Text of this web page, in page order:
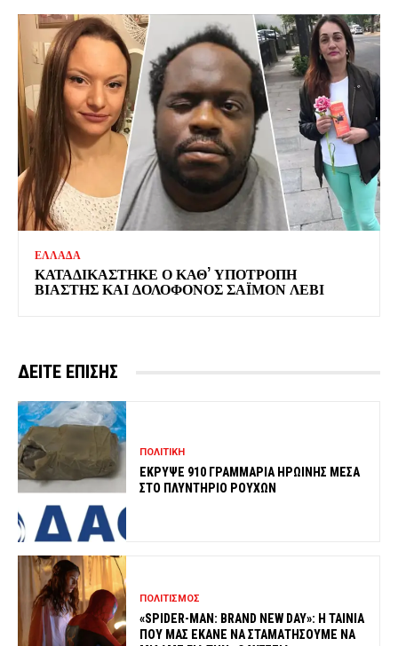
ΕΛΛΑΔΑ
ΚΑΤΑΔΙΚΑΣΤΗΚΕ Ο ΚΑΘ’ ΥΠΟΤΡΟΠΗ
ΒΙΑΣΤΗΣ ΚΑΙ ΔΟΛΟΦΟΝΟΣ ΣΑΪΜΟΝ ΛΕΒΙ
ΔΕΙΤΕ ΕΠΙΣΗΣ
ΠΟΛΙΤΙΚΗ
ΕΚΡΥΨΕ 910 ΓΡΑΜΜΑΡΙΑ ΗΡΩΙΝΗΣ ΜΕΣΑ
ΣΤΟ ΠΛΥΝΤΗΡΙΟ ΡΟΥΧΩΝ
ΠΟΛΙΤΙΣΜΟΣ
«SPIDER-MAN: BRAND NEW DAY»: Η ΤΑΙΝΙΑ
ΠΟΥ ΜΑΣ ΕΚΑΝΕ ΝΑ ΣΤΑΜΑΤΗΣΟΥΜΕ ΝΑ